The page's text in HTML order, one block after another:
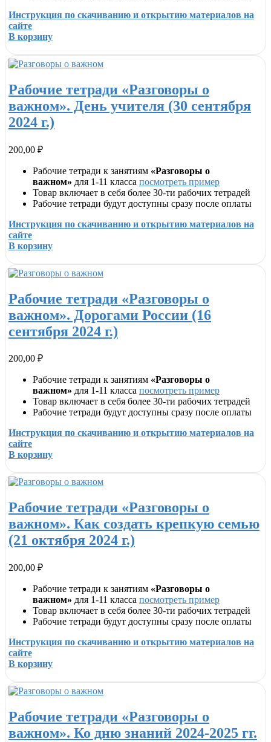
Инструкция по скачиванию и открытию материалов на
сайте
В корзину
Рабочие тетради «Разговоры о
важном». День учителя (30 сентября
2024 г.)
200,00 ₽
Рабочие тетради к занятиям «Разговоры о
важном» для 1-11 класса посмотреть пример
Товар включает в себя более 30-ти рабочих тетрадей
Рабочие тетради будут доступны сразу после оплаты
Инструкция по скачиванию и открытию материалов на
сайте
В корзину
Рабочие тетради «Разговоры о
важном». Дорогами России (16
сентября 2024 г.)
200,00 ₽
Рабочие тетради к занятиям «Разговоры о
важном» для 1-11 класса посмотреть пример
Товар включает в себя более 30-ти рабочих тетрадей
Рабочие тетради будут доступны сразу после оплаты
Инструкция по скачиванию и открытию материалов на
сайте
В корзину
Рабочие тетради «Разговоры о
важном». Как создать крепкую семью
(21 октября 2024 г.)
200,00 ₽
Рабочие тетради к занятиям «Разговоры о
важном» для 1-11 класса посмотреть пример
Товар включает в себя более 30-ти рабочих тетрадей
Рабочие тетради будут доступны сразу после оплаты
Инструкция по скачиванию и открытию материалов на
сайте
В корзину
Рабочие тетради «Разговоры о
важном». Ко дню знаний 2024-2025 гг.